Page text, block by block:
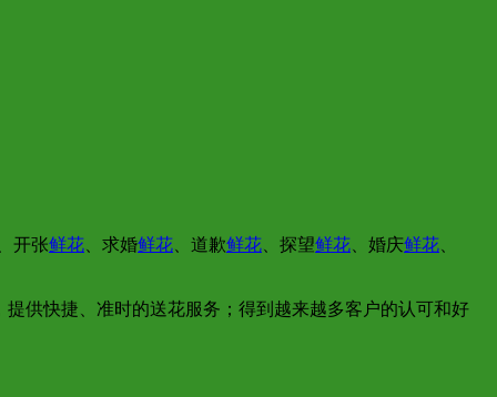
、开张鲜花 、求婚鲜花 、道歉鲜花 、探望鲜花 、婚庆鲜花
供快捷、准时的送花服务；得到越来越多客户的认可和好